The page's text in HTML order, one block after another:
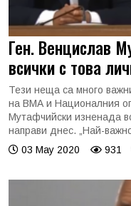
Ген. Венцислав
всички с това
Тези неща са много
на ВМА и Националния
Мутафчийски изненада
направи днес. „Най-
03 May 2020
931